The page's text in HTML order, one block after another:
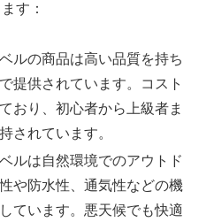
す：
ベルの商品は高い品質を持ち
提供されています。コスト
おり、初心者から上級者ま
されています。
ベルは自然環境でのアウトド
や防水性、通気性などの機
ています。悪天候でも快適